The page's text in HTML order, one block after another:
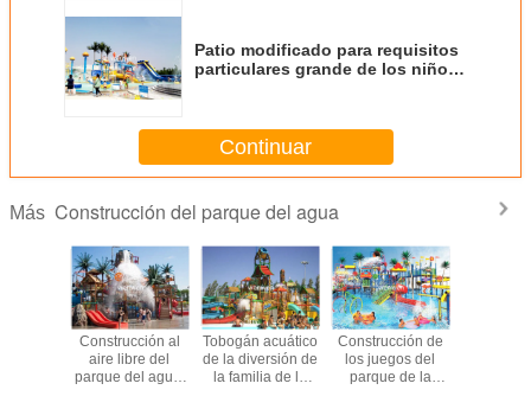
Patio modificado para requisitos
particulares grande de los niños
Continuar
Más Construcción del parque del agua
Construcción al
aire libre del
parque del agua,
Tobogán acuático
de la diversión de
la familia de la
Construcción de
los juegos del
parque de la